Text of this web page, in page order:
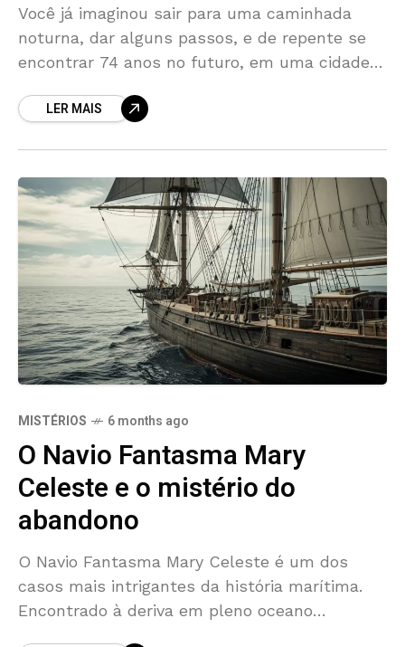
Você já imaginou sair para uma caminhada
noturna, dar alguns passos, e de repente se
encontrar 74 anos no futuro, em uma cidade
vomitam fumaça,
LER MAIS
MISTÉRIOS 6 months ago
O Navio Fantasma Mary
Celeste e o mistério do
abandono
O Navio Fantasma Mary Celeste é um dos
casos mais intrigantes da história marítima.
Encontrado à deriva em pleno oceano